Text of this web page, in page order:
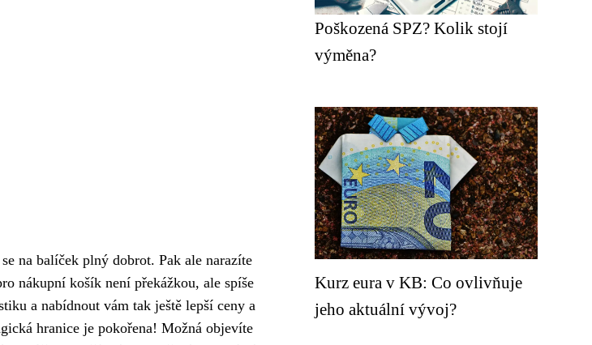
na balíček plný dobrot. Pak ale narazíte
nákupní košík není překážkou, ale spíše
a nabídnout vám tak ještě lepší ceny a
hranice je pokořena! Možná objevíte
Poškozená SPZ? Kolik stojí
výměna?
Kurz eura v KB: Co ovlivňuje
jeho aktuální vývoj?